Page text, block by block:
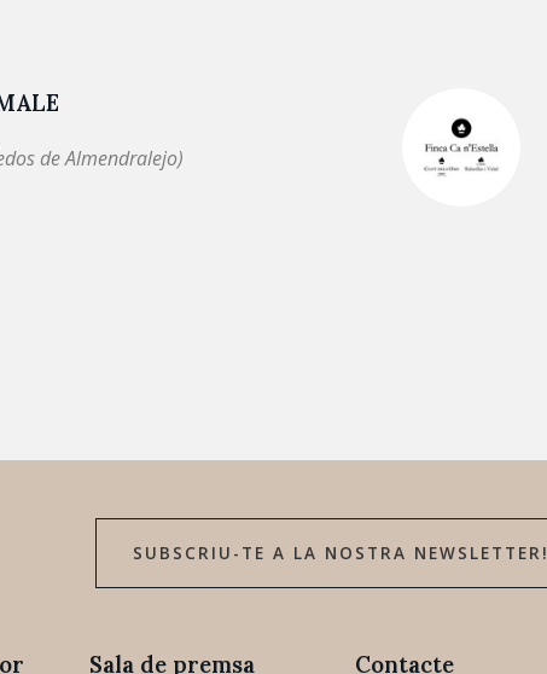
de Almendralejo)
SUBSCRIU-TE A LA NOSTRA NEWSLETTER!
Sala de premsa Contacte